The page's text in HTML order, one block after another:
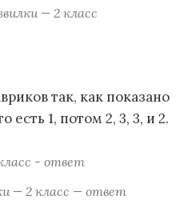
— 2 класс
так, как показано
есть 1, потом 2, 3, 3, и 2.
— 2 класс — ответ